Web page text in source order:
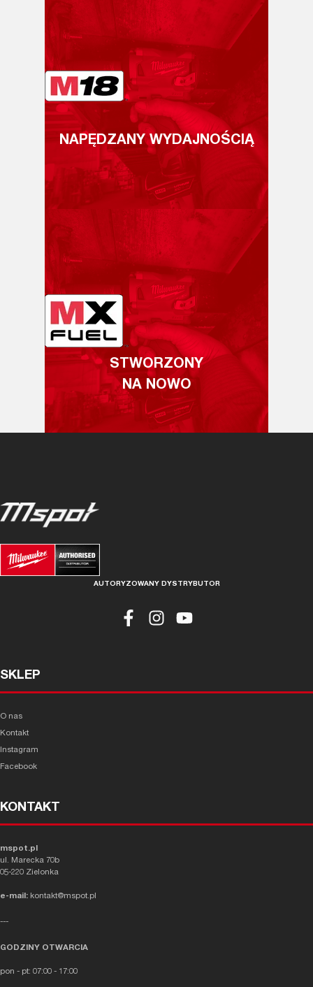
NAPĘDZANY WYDAJNOŚCIĄ
STWORZONY
NA NOWO
AUTORYZOWANY DYSTRYBUTOR
SKLEP
O nas
Kontakt
Instagram
Facebook
KONTAKT
mspot.pl
ul. Marecka 70b
05-220 Zielonka
e-mail: kontakt@mspot.pl
---
GODZINY OTWARCIA
pon - pt: 07:00 - 17:00